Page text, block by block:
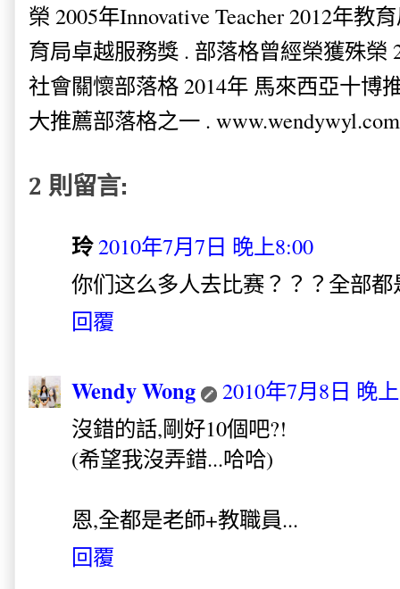
榮 2005年Innovative Teacher 2012年教
育局卓越服務獎 . 部落格曾經榮獲殊榮
社會關懷部落格 2014年 馬來西亞十博
大推薦部落格之一 . www.wendywyl.com
2 則留言:
玲2010年7月7日 晚上8:00
你们这么多人去比赛？？？全部
回覆
Wendy Wong
2010年7月8日 晚
沒錯的話,剛好10個吧?!
(希望我沒弄錯...哈哈)
恩,全都是老師+教職員...
回覆